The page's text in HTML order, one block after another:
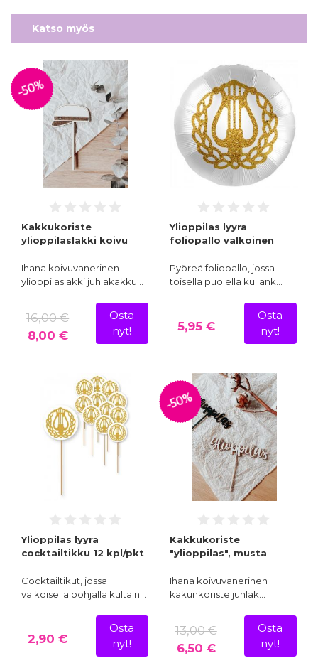
Katso myös
-50%
Kakkukoriste
ylioppilaslakki koivu
Ihana koivuvanerinen
ylioppilaslakki juhlakakku…
16,00 €
8,00 €
Osta
nyt!
Ylioppilas lyyra
foliopallo valkoinen
Pyöreä foliopallo, jossa
toisella puolella kullank…
5,95 €
Osta
nyt!
Ylioppilas lyyra
cocktailtikku 12 kpl/pkt
Cocktailtikut, jossa
valkoisella pohjalla kultain…
2,90 €
Osta
nyt!
-50%
Kakkukoriste
"ylioppilas", musta
Ihana koivuvanerinen
kakunkoriste juhlak…
13,00 €
6,50 €
Osta
nyt!